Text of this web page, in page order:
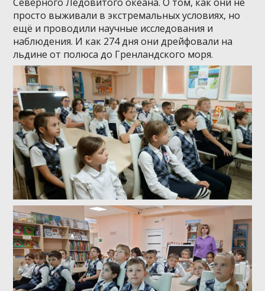
просто выживали в экстремальных условиях, но
ещё и проводили научные исследования и
наблюдения. И как 274 дня они дрейфовали на
льдине от полюса до Гренландского моря.